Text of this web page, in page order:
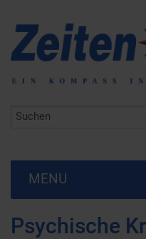
MENU
Psychische